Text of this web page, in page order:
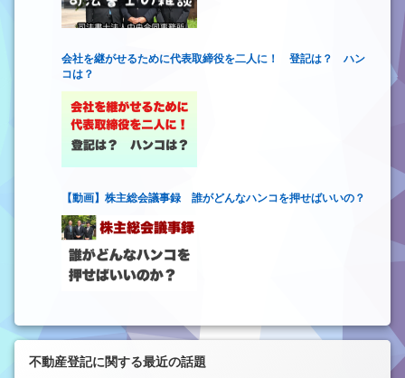
会社を継がせるために代表取締役を二人に！ 登記は？ ハン
コは？
【動画】株主総会議事録 誰がどんなハンコを押せばいいの？
不動産登記に関する最近の話題